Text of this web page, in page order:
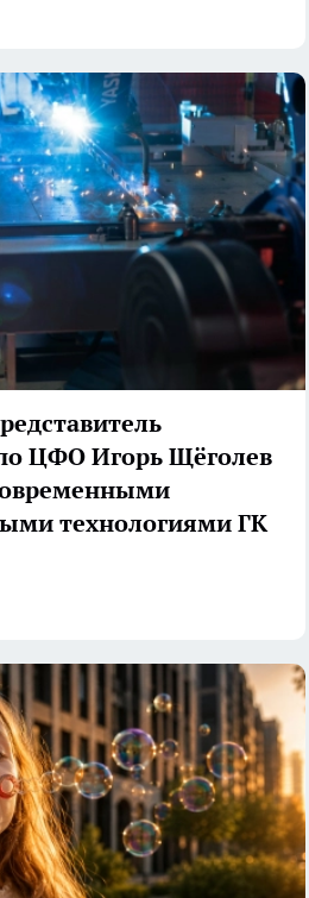
ЦФО Игорь Щёголев
технологиями ГК